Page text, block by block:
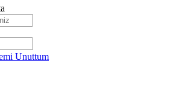
Unuttum